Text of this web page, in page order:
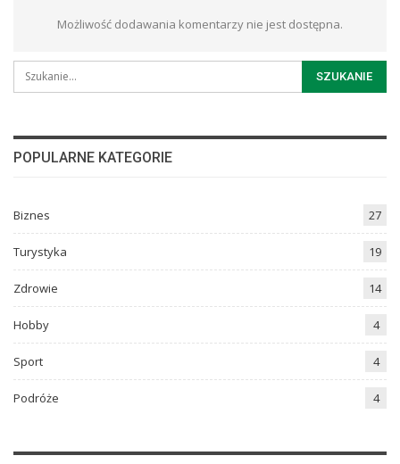
Możliwość dodawania komentarzy nie jest dostępna.
POPULARNE KATEGORIE
Biznes 27
Turystyka 19
Zdrowie 14
Hobby 4
Sport 4
Podróże 4